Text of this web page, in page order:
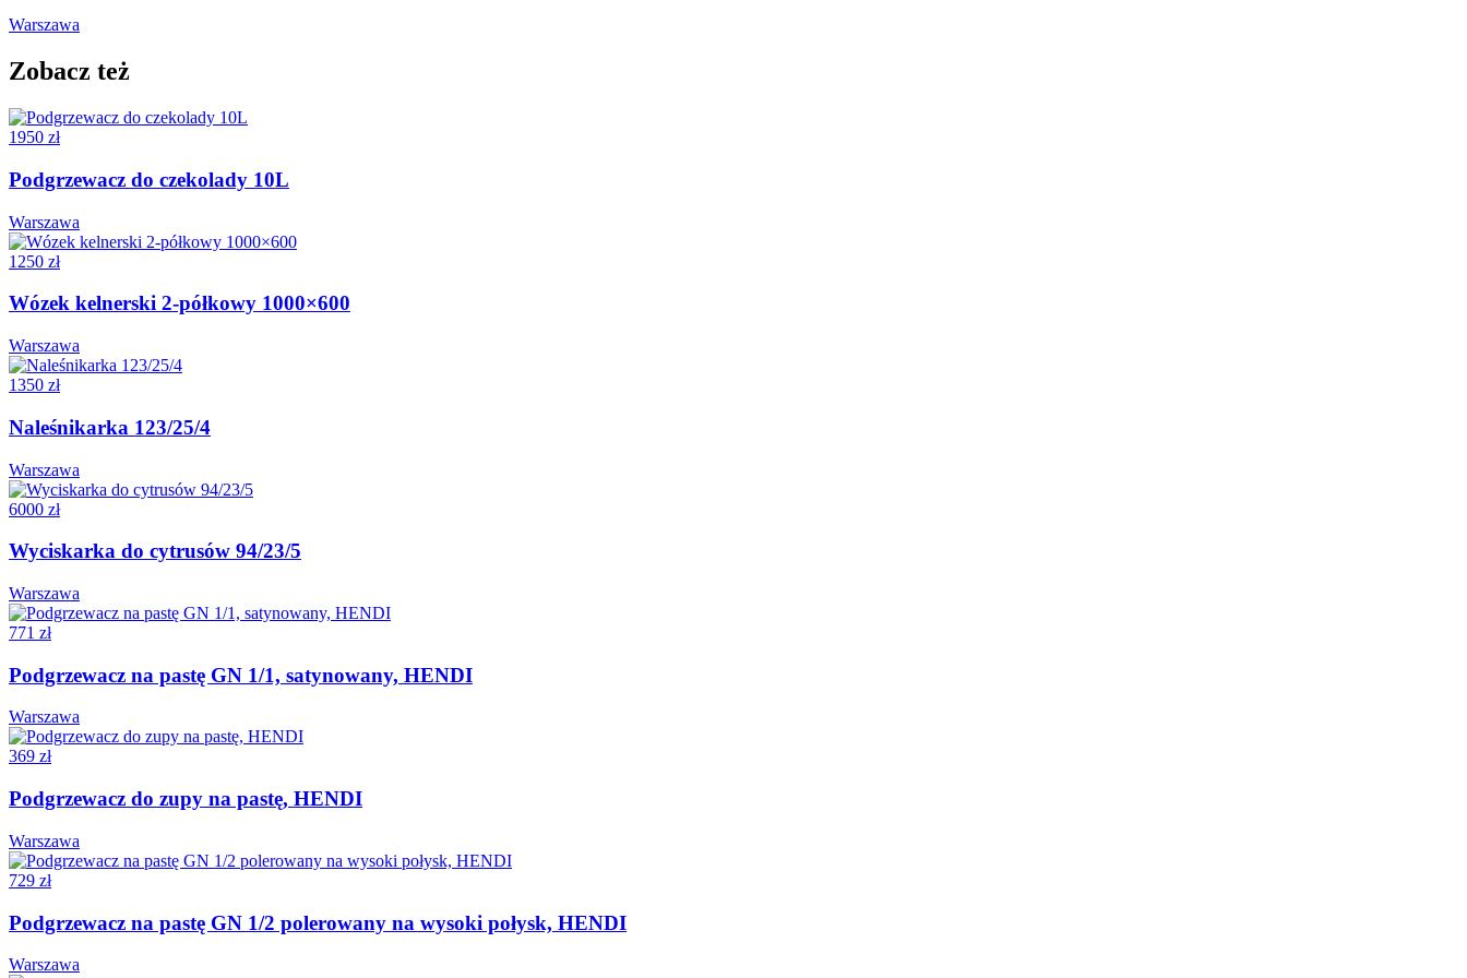
Warszawa
Zobacz też
1950 zł
Podgrzewacz do czekolady 10L
Warszawa
1250 zł
Wózek kelnerski 2-półkowy 1000×600
Warszawa
1350 zł
Naleśnikarka 123/25/4
Warszawa
6000 zł
Wyciskarka do cytrusów 94/23/5
Warszawa
771 zł
Podgrzewacz na pastę GN 1/1, satynowany, HENDI
Warszawa
369 zł
Podgrzewacz do zupy na pastę, HENDI
Warszawa
729 zł
Podgrzewacz na pastę GN 1/2 polerowany na wysoki połysk, HENDI
Warszawa